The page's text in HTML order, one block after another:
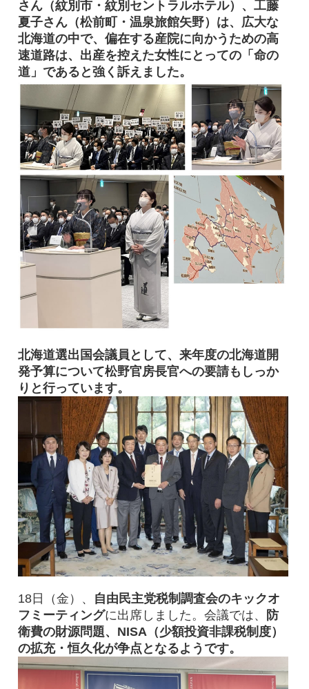
さん（紋別市・紋別セントラルホテル）、工藤
夏子さん（松前町・温泉旅館矢野）は、広大な
北海道の中で、偏在する産院に向かうための高
速道路は、出産を控えた女性にとっての「命の
道」であると強く訴えました。
北海道選出国会議員として、来年度の北海道開
発予算について松野官房長官への要請もしっか
りと行っています。
18日（金）、
自由民主党税制調査会のキックオ
フミーティングに出席しました。会議では、
防
衛費の財源問題、NISA（少額投資非課税制度）
の拡充・恒久化が争点となるようです。